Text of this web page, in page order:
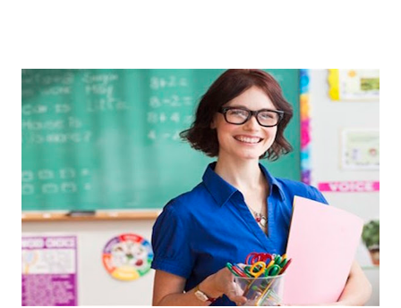
sempre as intervenções feitas para ações apresentadas,
isso ressalta trabalho. SUGESTÕES DE PALAVRAS E
EXPRESSÕES PARA USO EM RELATÓRIOS Você pensa Você
escreve O aluno não sabe O aluno não adquiriu os
conceitos, está em fase de aprendizado. Não tem limites
Apresenta dificuldades de auto-regulação, pois… É nervoso
Ainda não desenvolveu habilidades para convívio no
ambiente...